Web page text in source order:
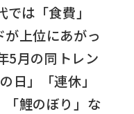
は「食費」
が上位にあがっ
5月の同トレン
日」「連休」
「鯉のぼり」な